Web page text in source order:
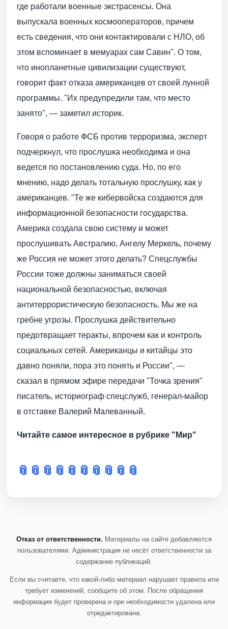
где работали военные экстрасенсы. Она
выпускала военных космооператоров, причем
есть сведения, что они контактировали с НЛО, об
этом вспоминает в мемуарах сам Савин". О том,
что инопланетные цивилизации существуют,
говорит факт отказа американцев от своей лунной
программы. "Их предупредили там, что место
занято", — заметил историк.
Говоря о работе ФСБ против терроризма, эксперт
подчеркнул, что прослушка необходима и она
ведется по постановлению суда. Но, по его
мнению, надо делать тотальную прослушку, как у
американцев. "Те же кибервойска создаются для
информационной безопасности государства.
Америка создала свою систему и может
прослушивать Австралию, Ангелу Меркель, почему
же Россия не может этого делать? Спецслужбы
России тоже должны заниматься своей
национальной безопасностью, включая
антитеррористическую безопасность. Мы же на
гребне угрозы. Прослушка действительно
предотвращает теракты, впрочем как и контроль
социальных сетей. Американцы и китайцы это
давно поняли, пора это понять и России", —
сказал в прямом эфире передачи "Точка зрения"
писатель, историограф спецслужб, генерал-майор
в отставке Валерий Малеванный.
Читайте самое интересное в рубрике "Мир"
📎 📎 📎 📎 📎 📎 📎 📎 📎 📎
Отказ от ответственности. Материалы на сайте добавляются
пользователями. Администрация не несёт ответственности за
содержание публикаций.
Если вы считаете, что какой-либо материал нарушает правила или
требует изменений, сообщите об этом. После обращения
информация будет проверена и при необходимости удалена или
отредактирована.